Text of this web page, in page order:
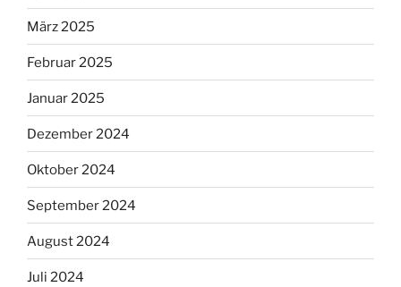
März 2025
Februar 2025
Januar 2025
Dezember 2024
Oktober 2024
September 2024
August 2024
Juli 2024